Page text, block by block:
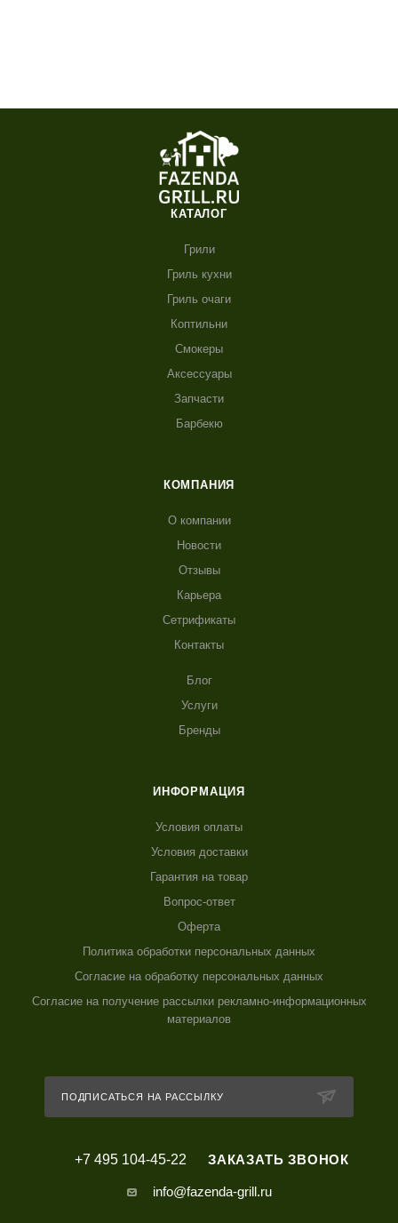
КАТАЛОГ
Грили
Гриль кухни
Гриль очаги
Коптильни
Смокеры
Аксессуары
Запчасти
Барбекю
КОМПАНИЯ
О компании
Новости
Отзывы
Карьера
Сетрификаты
Контакты
Блог
Услуги
Бренды
ИНФОРМАЦИЯ
Условия оплаты
Условия доставки
Гарантия на товар
Вопрос-ответ
Оферта
Политика обработки персональных данных
Согласие на обработку персональных данных
Согласие на получение рассылки рекламно-информационных
материалов
ПОДПИСАТЬСЯ НА РАССЫЛКУ
+7 495 104-45-22 ЗАКАЗАТЬ ЗВОНОК
info@fazenda-grill.ru